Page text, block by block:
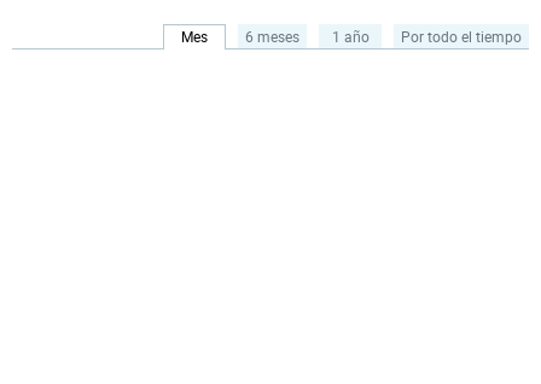
Mes 6 meses 1 año Por todo el tiempo